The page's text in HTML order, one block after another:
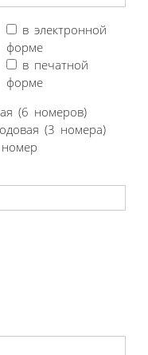
в электронной
форме
в печатной
форме
(6 номеров)
(3 номера)